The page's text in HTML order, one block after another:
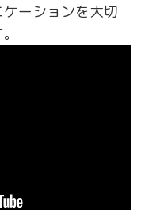
ーションを大切